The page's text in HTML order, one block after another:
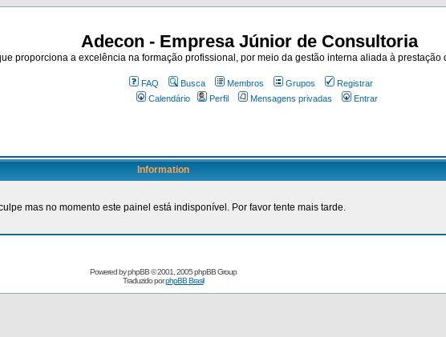
Adecon - Empresa Júnior de Consultoria
proporciona a excelência na formação profissional, por meio da gestão interna aliada à prestação
FAQ Busca Membros Grupos
Registrar
Calendário
Perfil Mensagens privadas Entrar
Information
mas no momento este painel está indisponível. Por favor tente mais tarde.
Powered byphpBB© 2001, 2005 phpBB Group
Traduzido porphpBB Brasil